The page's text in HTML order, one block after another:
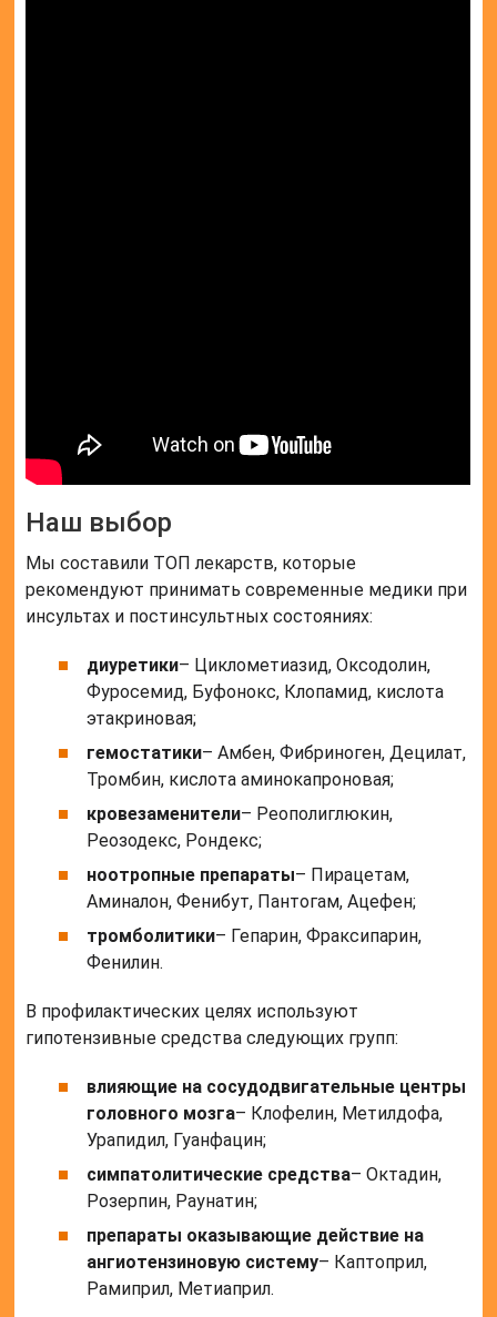
Наш выбор
Мы составили ТОП лекарств, которые
рекомендуют принимать современные медики при
инсультах и постинсультных состояниях:
диуретики– Циклометиазид, Оксодолин,
Фуросемид, Буфонокс, Клопамид, кислота
этакриновая;
гемостатики– Амбен, Фибриноген, Децилат,
Тромбин, кислота аминокапроновая;
кровезаменители– Реополиглюкин,
Реозодекс, Рондекс;
ноотропные препараты– Пирацетам,
Аминалон, Фенибут, Пантогам, Ацефен;
тромболитики– Гепарин, Фраксипарин,
Фенилин.
В профилактических целях используют
гипотензивные средства следующих групп:
влияющие на сосудодвигательные центры
головного мозга– Клофелин, Метилдофа,
Урапидил, Гуанфацин;
симпатолитические средства– Октадин,
Розерпин, Раунатин;
препараты оказывающие действие на
ангиотензиновую систему– Каптоприл,
Рамиприл, Метиаприл.